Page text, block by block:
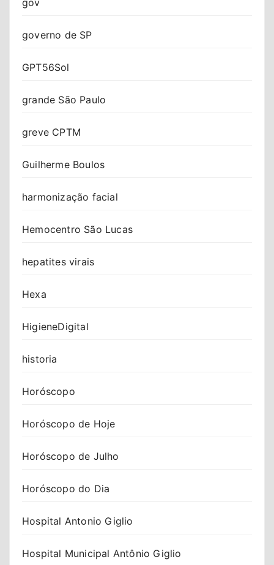
governo de SP
GPT56Sol
grande São Paulo
greve CPTM
Guilherme Boulos
harmonização facial
Hemocentro São Lucas
hepatites virais
Hexa
HigieneDigital
historia
Horóscopo
Horóscopo de Hoje
Horóscopo de Julho
Horóscopo do Dia
Hospital Antonio Giglio
Hospital Municipal Antônio Giglio